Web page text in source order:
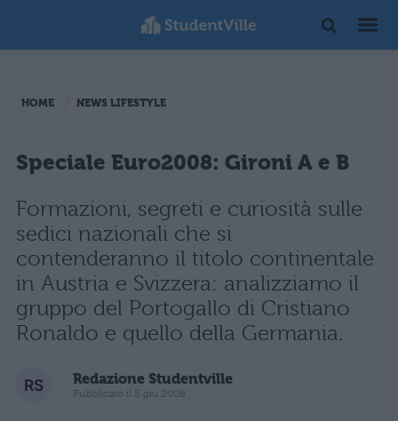
HOME NEWS LIFESTYLE
Speciale Euro2008: Gironi A e B
Formazioni, segreti e curiosità sulle
sedici nazionali che si
contenderanno il titolo continentale
in Austria e Svizzera: analizziamo il
gruppo del Portogallo di Cristiano
Ronaldo e quello della Germania.
Redazione Studentville
Pubblicato il 5 giu 2008